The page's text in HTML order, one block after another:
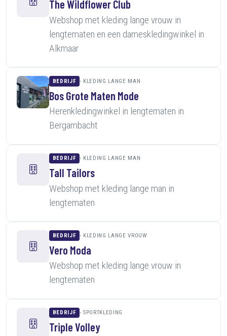
The Wildflower Club
Webshop met kleding lange vrouw in
lengtematen en een dameskledingwinkel in
Alkmaar
BEDRIJF KLEDING LANGE MAN
Bos Grote Maten Mode
Herenkledingwinkel in lengtematen in
Bergambacht
BEDRIJF KLEDING LANGE MAN
Tall Tailors
Webshop met kleding lange man in
lengtematen
BEDRIJF KLEDING LANGE VROUW
Vero Moda
Webshop met kleding lange vrouw in
lengtematen
BEDRIJF SPORTKLEDING
Triple Volley